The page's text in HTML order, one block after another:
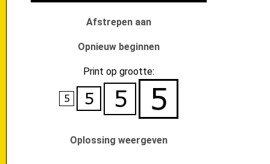
Afstrepen aan
Opnieuw beginnen
Print op grootte:
Oplossing weergeven